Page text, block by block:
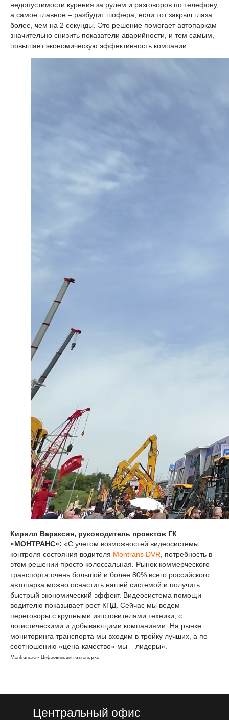
недопустимости курения за рулем и разговоров по телефону,
а самое главное – разбудит шофера, если тот закрыл глаза
более, чем на 2 секунды. Это решение помогает автопаркам
значительно снизить показатели аварийности, и тем самым,
повышает экономическую эффективность компании.
Кирилл Вараксин, руководитель проектов ГК
«МОНТРАНС»: «С учетом возможностей видеосистемы
контроля состояния водителя Montrans DVR , потребность в
этом решении просто колоссальная. Рынок коммерческого
транспорта очень большой и более 80% всего российского
автопарка можно оснастить нашей системой и получить
быстрый экономический эффект. Видеосистема помощи
водителю показывает рост КПД. Сейчас мы ведем
переговоры с крупными изготовителями техники, с
логистическими и добывающими компаниями. На рынке
мониторинга транспорта мы входим в тройку лучших, а по
соотношению «цена-качество» мы – лидеры».
Montrans.ru - Цифровизация автопарка
Центральный офис